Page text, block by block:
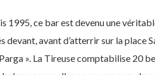
1995, ce bar est devenu une
devant, avant d’atterrir sur la place
». La Tireuse comptabilise 20